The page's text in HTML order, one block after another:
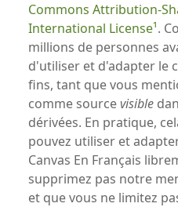
Commons Attribution-
International License .
millions de personnes
d'utiliser et d'adapter le
fins, tant que vous
comme sourcevisible
dérivées. En pratique,
pouvez utiliser et
Canvas En Français
supprimez pas notre
et que vous ne limitez